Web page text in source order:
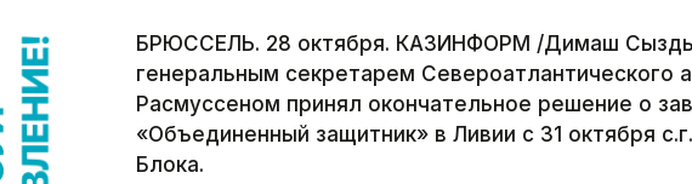
БРЮССЕЛЬ. 28 октября. КАЗИНФОРМ /Димаш
генеральным секретарем Североатлантического
Расмуссеном принял окончательное решение о
«Объединенный защитник» в Ливии с 31 октября
Блока.